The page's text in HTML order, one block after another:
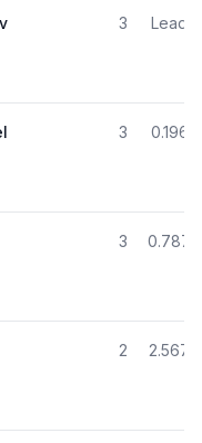
3 Lead
3 0.196
3 0.787
2 2.567